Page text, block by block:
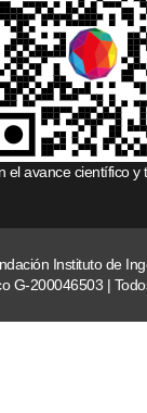
el avance científico y
Instituto de
G-200046503 |